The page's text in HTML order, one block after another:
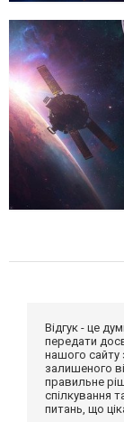
Відгук - це
передати
нашого сайту
залишеного
правильне
спілкування
питань, що